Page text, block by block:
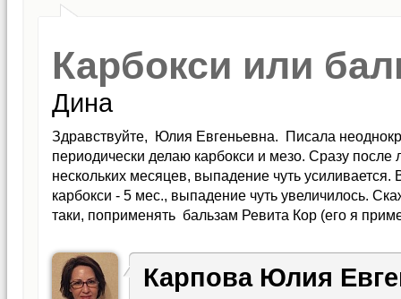
Карбокси или
Дина
Здравствуйте, Юлия Евгеньевна. Писала
периодически делаю карбокси и мезо. Сразу
нескольких месяцев, выпадение чуть
карбокси - 5 мес., выпадение чуть увеличилось.
таки, поприменять бальзам Ревита Кор (его я
Карпова Юлия